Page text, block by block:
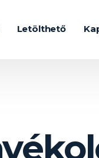
Letölthető